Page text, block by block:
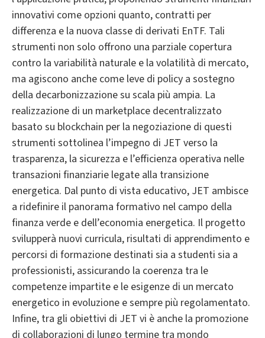
innovativi come opzioni quanto, contratti per
differenza e la nuova classe di derivati EnTF. Tali
strumenti non solo offrono una parziale copertura
contro la variabilità naturale e la volatilità di mercato,
ma agiscono anche come leve di policy a sostegno
della decarbonizzazione su scala più ampia. La
realizzazione di un marketplace decentralizzato
basato su blockchain per la negoziazione di questi
strumenti sottolinea l’impegno di JET verso la
trasparenza, la sicurezza e l’efficienza operativa nelle
transazioni finanziarie legate alla transizione
energetica. Dal punto di vista educativo, JET ambisce
a ridefinire il panorama formativo nel campo della
finanza verde e dell’economia energetica. Il progetto
svilupperà nuovi curricula, risultati di apprendimento e
percorsi di formazione destinati sia a studenti sia a
professionisti, assicurando la coerenza tra le
competenze impartite e le esigenze di un mercato
energetico in evoluzione e sempre più regolamentato.
Infine, tra gli obiettivi di JET vi è anche la promozione
di collaborazioni di lungo termine tra mondo